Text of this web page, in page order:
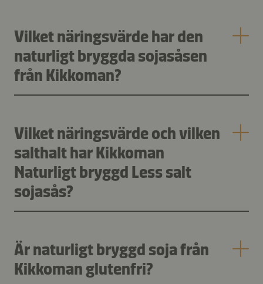
Vilket näringsvärde har den
naturligt bryggda sojasåsen
från Kikkoman?
Vilket näringsvärde och vilken
salthalt har Kikkoman
Naturligt bryggd Less salt
sojasås?
Är naturligt bryggd soja från
Kikkoman glutenfri?